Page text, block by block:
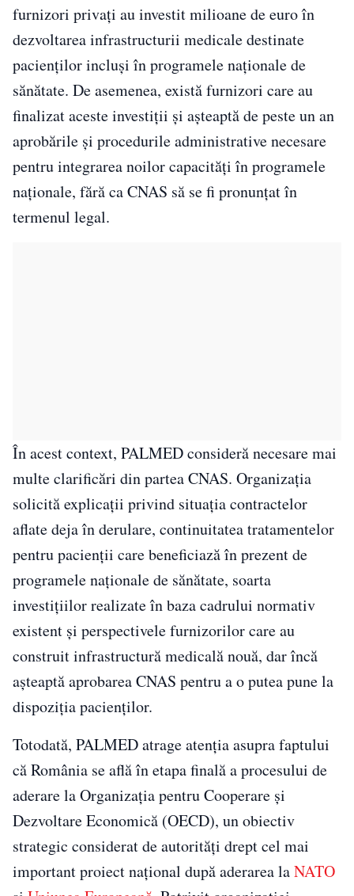
furnizori privați au investit milioane de euro în
dezvoltarea infrastructurii medicale destinate
pacienților incluși în programele naționale de
sănătate. De asemenea, există furnizori care au
finalizat aceste investiții și așteaptă de peste un an
aprobările și procedurile administrative necesare
pentru integrarea noilor capacități în programele
naționale, fără ca CNAS să se fi pronunțat în
termenul legal.
În acest context, PALMED consideră necesare mai
multe clarificări din partea CNAS. Organizația
solicită explicații privind situația contractelor
aflate deja în derulare, continuitatea tratamentelor
pentru pacienții care beneficiază în prezent de
programele naționale de sănătate, soarta
investițiilor realizate în baza cadrului normativ
existent și perspectivele furnizorilor care au
construit infrastructură medicală nouă, dar încă
așteaptă aprobarea CNAS pentru a o putea pune la
dispoziția pacienților.
Totodată, PALMED atrage atenția asupra faptului
că România se află în etapa finală a procesului de
aderare la Organizația pentru Cooperare și
Dezvoltare Economică (OECD), un obiectiv
strategic considerat de autorități drept cel mai
important proiect național după aderarea laNATO